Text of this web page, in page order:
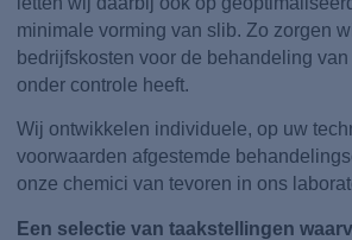
minimale vorming van slib. Zo zorgen
bedrijfskosten voor de behandeling
onder controle heeft.
Wij ontwikkelen individuele, op uw
voorwaarden afgestemde
onze chemici van tevoren in ons
Een selectie van taakstellingen